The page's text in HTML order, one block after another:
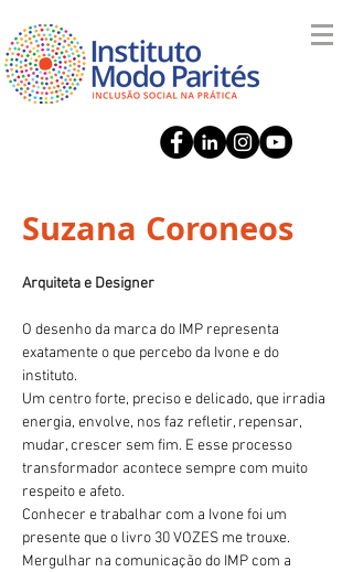
Suzana Coroneos
Arquiteta e Designer
O desenho da marca do IMP representa
exatamente o que percebo da Ivone e do
instituto.
Um centro forte, preciso e delicado, que irradia
energia, envolve, nos faz refletir, repensar,
mudar, crescer sem fim. E esse processo
transformador acontece sempre com muito
respeito e afeto.
Conhecer e trabalhar com a Ivone foi um
presente que o livro 30 VOZES me trouxe.
Mergulhar na comunicação do IMP com a